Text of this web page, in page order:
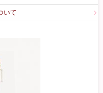
いて